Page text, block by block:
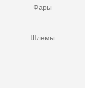
Фары
Шлемы